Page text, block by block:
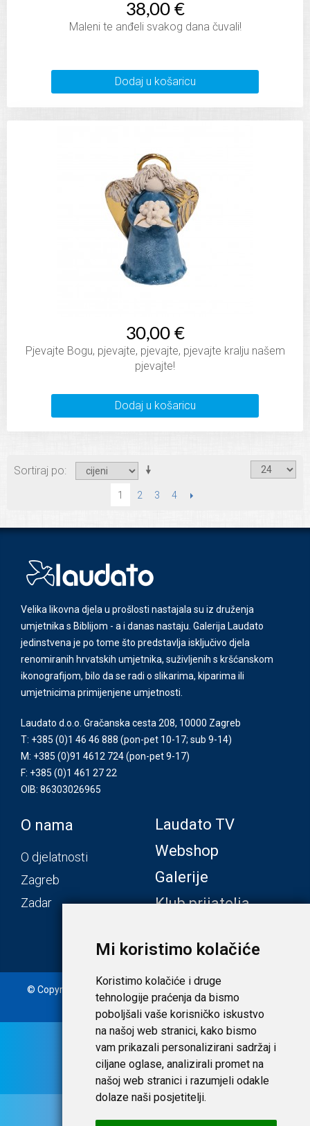
Mi koristimo kolačiće
Koristimo kolačiće i druge
tehnologije praćenja da bismo
poboljšali vaše korisničko iskustvo
na našoj web stranici, kako bismo
vam prikazali personalizirani sadržaj i
ciljane oglase, analizirali promet na
našoj web stranici i razumjeli odakle
dolaze naši posjetitelji.
38,00 €
Maleni te anđeli svakog dana čuvali!
Dodaj u košaricu
30,00 €
Pjevajte Bogu, pjevajte, pjevajte, pjevajte kralju našem
pjevajte!
Dodaj u košaricu
Sortiraj po
1 2 3 4 SLIJEDEĆI
Velika likovna djela u prošlosti nastajala su iz druženja
umjetnika s Biblijom - a i danas nastaju. Galerija Laudato
jedinstvena je po tome što predstavlja isključivo djela
renomiranih hrvatskih umjetnika, suživljenih s kršćanskom
ikonografijom, bilo da se radi o slikarima, kiparima ili
umjetnicima primijenjene umjetnosti.
Laudato d.o.o. Gračanska cesta 208, 10000 Zagreb
T: +385 (0)1 46 46 888 (pon-pet 10-17; sub 9-14)
M: +385 (0)91 4612 724(pon-pet 9-17)
F: +385 (0)1 461 27 22
OIB: 86303026965
O nama
O djelatnosti
Zagreb
Zadar
Laudato TV
Webshop
Galerije
Klub prijatelja
© Copyright 2020. Laudato d.o.o. | Tečaj konverzije: 1 EUR =
7,53450 HRK | Uvjeti i privatnost